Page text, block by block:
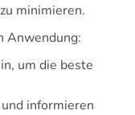
minimieren.
Anwendung:
um die beste
informieren